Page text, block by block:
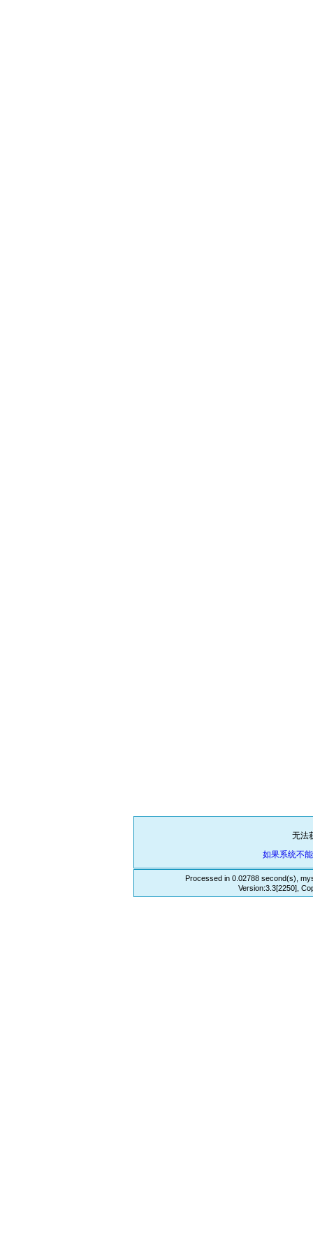
无法
如果系统不
Processed in 0.02788 second(s),
Version:3.3[2250],